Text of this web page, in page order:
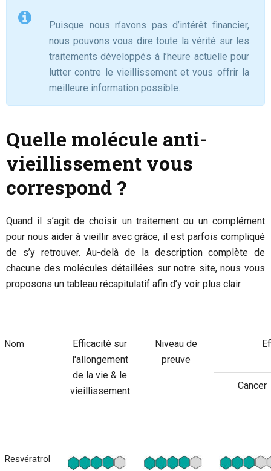
Puisque nous n’avons pas d’intérêt financier,
nous pouvons vous dire toute la vérité sur les
traitements développés à l’heure actuelle pour
lutter contre le vieillissement et vous offrir la
meilleure information possible.
Quelle molécule anti-
vieillissement vous
correspond ?
Quand il s’agit de choisir un traitement ou un complément
pour nous aider à vieillir avec grâce, il est parfois compliqué
de s’y retrouver. Au-delà de la description complète de
chacune des molécules détaillées sur notre site, nous vous
proposons un tableau récapitulatif afin d’y voir plus clair.
Nom
Efficacité sur
l'allongement
de la vie & le
vieillissement
Niveau de
preuve
Cancer
Resvératrol